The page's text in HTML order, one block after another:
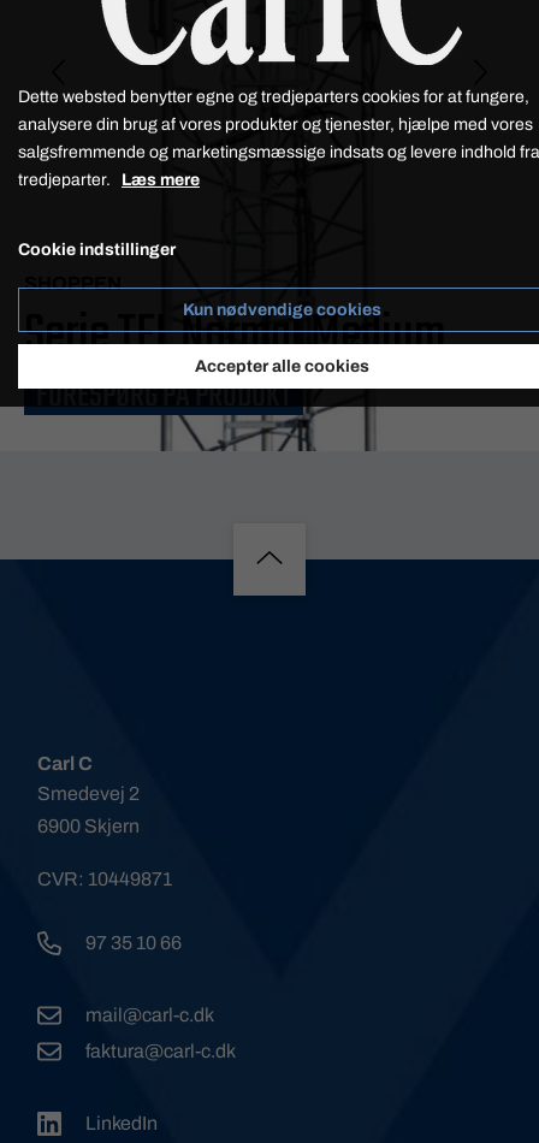
SHOPPEN
Serie TEL Normal Medium
Load 15m²
FORESPØRG PÅ PRODUKT
Carl C
Smedevej 2
6900 Skjern
CVR: 10449871
97 35 10 66
mail@carl-c.dk
faktura@carl-c.dk
LinkedIn
Dette websted benytter egne og tredjeparters cookies for at fungere,
analysere din brug af vores produkter og tjenester, hjælpe med vores
salgsfremmende og marketingsmæssige indsats og levere indhold fra
tredjeparter. Læs mere
Cookie indstillinger
Kun nødvendige cookies
Accepter alle cookies